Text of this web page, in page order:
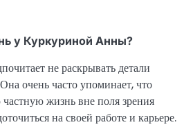
у Куркуриной Анны?
не раскрывать детали
очень часто упоминает, что
жизнь вне поля зрения
на своей работе и карьере.